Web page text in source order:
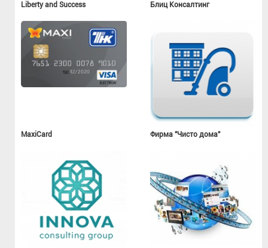
Liberty and Success Блиц Консалтинг
MaxiCard Фирма "Чисто дома"